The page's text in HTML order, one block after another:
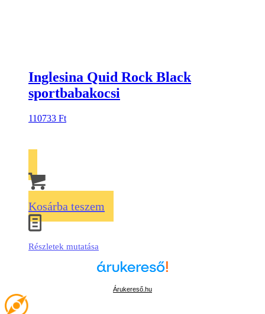
Inglesina Quid Rock Black
sportbabakocsi
110733 Ft
Kosárba teszem
Részletek mutatása
Árukereső.hu